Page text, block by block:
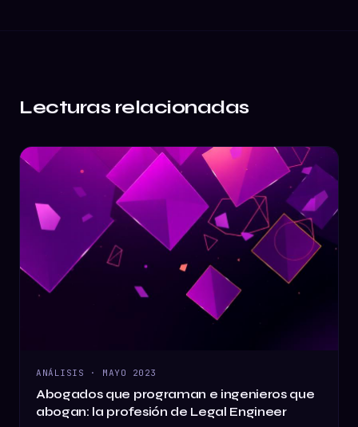
Lecturas relacionadas
ANÁLISIS · MAYO 2023
Abogados que programan e ingenieros que
abogan: la profesión de Legal Engineer